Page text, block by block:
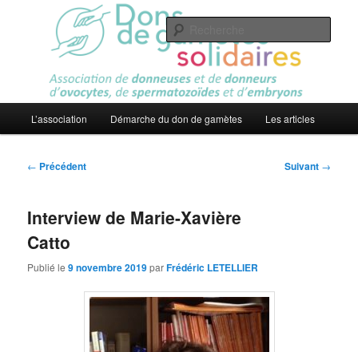
Dons de gamètes solidaires
Association
principal
L’association Démarche du don de gamètes Les articles
Navigation
← Précédent Suivant →
Interview de Marie-Xavière
Catto
Publié le9 novembre 2019parFrédéric LETELLIER